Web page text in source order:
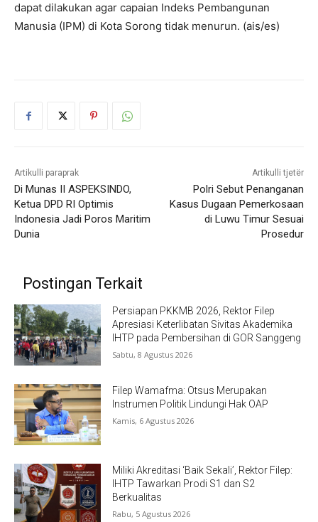
dapat dilakukan agar capaian Indeks Pembangunan
Manusia (IPM) di Kota Sorong tidak menurun. (ais/es)
Artikulli paraprak
Di Munas II ASPEKSINDO,
Ketua DPD RI Optimis
Indonesia Jadi Poros Maritim
Dunia
Artikulli tjetër
Polri Sebut Penanganan
Kasus Dugaan Pemerkosaan
di Luwu Timur Sesuai
Prosedur
Postingan Terkait
Persiapan PKKMB 2026, Rektor Filep
Apresiasi Keterlibatan Sivitas Akademika
IHTP pada Pembersihan di GOR Sanggeng
Sabtu, 8 Agustus 2026
Filep Wamafma: Otsus Merupakan
Instrumen Politik Lindungi Hak OAP
Kamis, 6 Agustus 2026
Miliki Akreditasi ‘Baik Sekali’, Rektor Filep:
IHTP Tawarkan Prodi S1 dan S2
Berkualitas
Rabu, 5 Agustus 2026